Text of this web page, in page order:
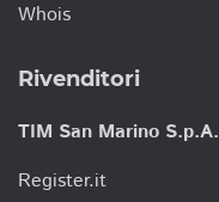
Whois
Rivenditori
TIM San Marino S.p.A.
Register.it